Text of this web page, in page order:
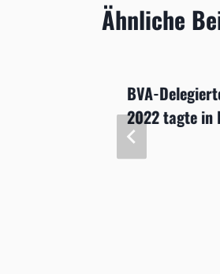
Ähnliche
BVA-
2022 tagte in